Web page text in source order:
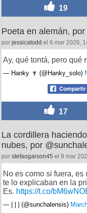
19
Poeta en alemán,
por jessicatodd el 6 mar 2026,
Ay, qué tontá, pero qué
— Hanky 🍷 (@Hanky_solo)
17
La cordillera
nubes, por
por stefaogarson45 el 9 mar
No es como si fuera,
te lo explicaban en la
Es. https://t.co/
— | | | (@sunchalensis)